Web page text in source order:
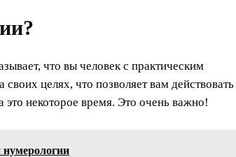
что вы человек с практическим
целях, что позволяет вам действовать
некоторое время. Это очень важно!
нумерологии